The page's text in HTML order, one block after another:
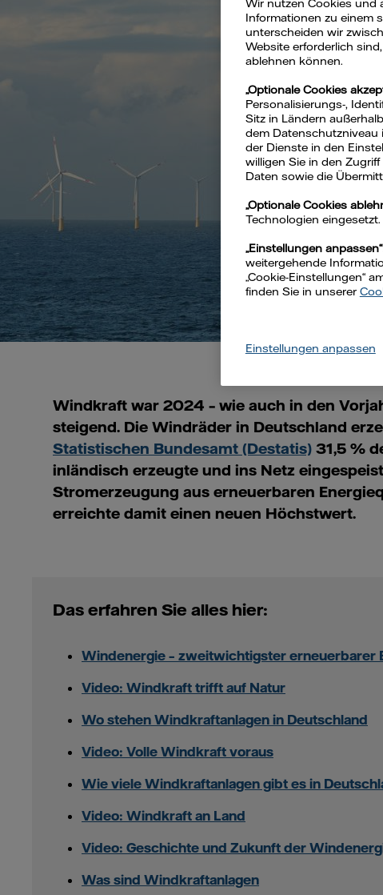
Windkraft war 2024 – wie auch in den
steigend. Die Windräder in Deutschland
Statistischen Bundesamt (Destatis) 31,5 %
inländisch erzeugte und ins Netz
Stromerzeugung aus erneuerbaren
erreichte damit einen neuen Höchstwert.
Das erfahren Sie alles hier:
Windenergie – zweitwichtigster erneuerbarer
Video: Windkraft trifft auf Natur
Wo stehen Windkraftanlagen in Deutschland
Video: Volle Windkraft voraus
Wie viele Windkraftanlagen gibt es in
Video: Windkraft an Land
Video: Geschichte und Zukunft der
Was sind Windkraftanlagen
Wir nutzen Cookies und
Informationen zu einem
unterscheiden wir
Website erforderlich
ablehnen können.
„Optionale Cookies
Personalisierungs-,
Sitz in Ländern
dem Datenschutzniveau
der Dienste in den
willigen Sie in den
Daten sowie die
„Optionale Cookies
Technologien
„Einstellungen
weitergehende
„Cookie-Einstellungen“
finden Sie in unserer
Einstellungen anpassen